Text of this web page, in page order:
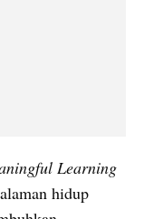
Learning
hidup